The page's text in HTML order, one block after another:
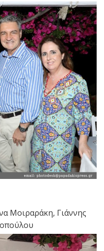
Μοιραράκη, Γιάννης